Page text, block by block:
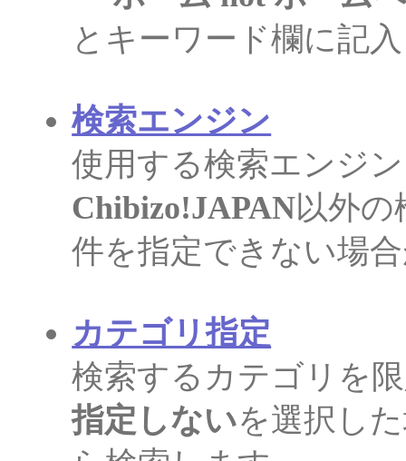
とキーワード欄に記
検索エンジン
使用する検索エンジ
Chibizo!JAPAN以外
件を指定できない場
カテゴリ指定
検索するカテゴリを
指定しないを選択し